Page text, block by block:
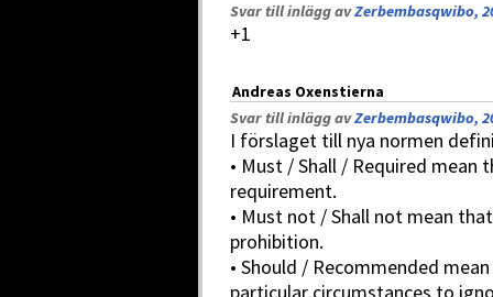
Svar till inlägg avZerbembasqwibo,
+1
Andreas Oxenstierna
Svar till inlägg avZerbembasqwibo,
I förslaget till nya normen
• Must / Shall / Required
requirement.
• Must not / Shall not mean
prohibition.
• Should / Recommended